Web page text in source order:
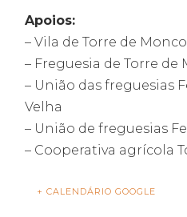
Apoios:
– Vila de Torre de
– Freguesia de Torre de
– União das freguesias
Velha
– União de freguesias
– Cooperativa agrícola
+ CALENDÁRIO GOOGLE